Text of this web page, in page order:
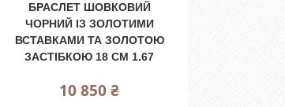
БРАСЛЕТ ШОВКОВИЙ
ЧОРНИЙ ІЗ ЗОЛОТИМИ
ВСТАВКАМИ ТА ЗОЛОТОЮ
ЗАСТІБКОЮ 18 СМ 1.67
10 850 ₴